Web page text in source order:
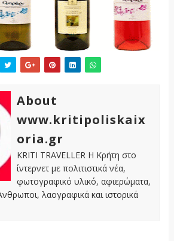
About
www.kritipoliskaix
oria.gr
KRITI TRAVELLER Η Κρήτη στο
ίντερνετ με πολιτιστικά νέα,
φωτογραφικό υλικό, αφιερώματα,
λαογραφικά και ιστορικά